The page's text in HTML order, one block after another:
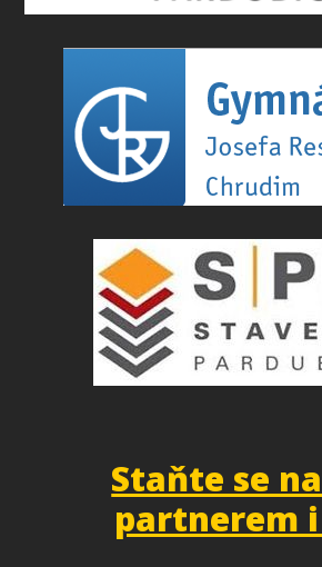
Staňte se
partnerem i